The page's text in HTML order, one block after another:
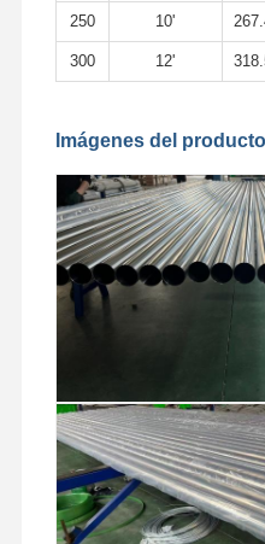
250 10'
300 12'
Imágenes del producto